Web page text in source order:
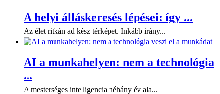
A helyi álláskeresés lépései: így ...
Az élet ritkán ad kész térképet. Inkább irány...
AI a munkahelyen: nem a technológia
...
A mesterséges intelligencia néhány év ala...